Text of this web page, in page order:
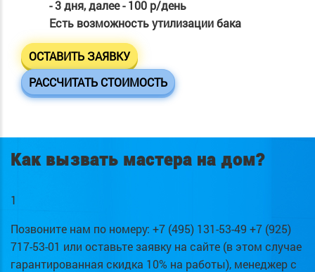
- 3 дня, далее - 100 р/день
Есть возможность утилизации бака
ОСТАВИТЬ ЗАЯВКУ
РАССЧИТАТЬ СТОИМОСТЬ
Как вызвать мастера на дом?
1
Позвоните нам по номеру: +7 (495) 131-53-49 +7 (925)
717-53-01 или оставьте заявку на сайте (в этом случае
гарантированная скидка 10% на работы), менеджер с